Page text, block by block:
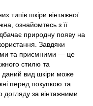
типів шкіри вінтажної
ознайомтесь з її
природну появу на
Завдяки
та приємними — це
стилю та
даний вид шкіри може
перед покупкою та
за вінтажними